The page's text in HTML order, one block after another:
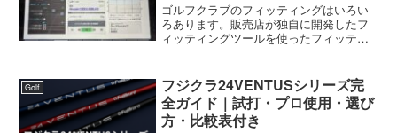
ゴルフクラブのフィッティングはいろい
ろあります。販売店が独自に開発したフ
ィッティングツールを使ったフィッティ
ティング、トラックマンやCG4など汎用
品の弾道測定器を使った...
Golf
フジクラ24VENTUSシリーズ完
全ガイド｜試打・プロ使用・選び
方・比較表付き